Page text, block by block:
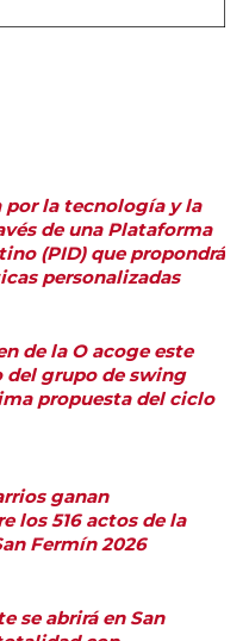
por la tecnología y la
de una Plataforma
(PID) que propondrá
personalizadas
de la O acoge este
del grupo de swing
propuesta del ciclo
ganan
los 516 actos de la
Fermín 2026
se abrirá en San